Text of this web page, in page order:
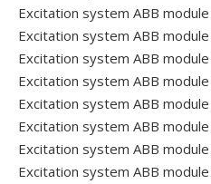
Excitation system ABB
Excitation system ABB
Excitation system ABB
Excitation system ABB
Excitation system ABB
Excitation system ABB
Excitation system ABB
Excitation system ABB